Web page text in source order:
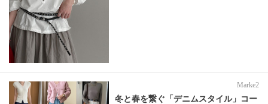
Marke2
冬と春を繋ぐ「デニムスタイル」コー